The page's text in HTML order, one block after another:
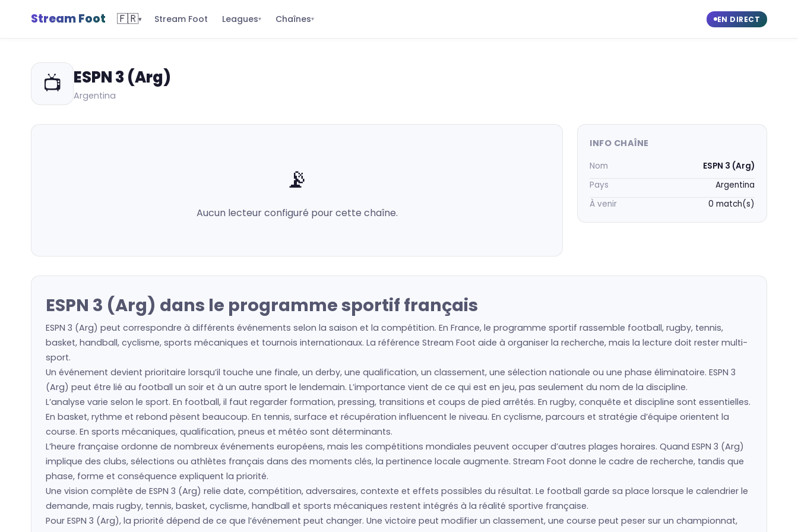
Stream Foot 🇫🇷▾ Stream Foot Leagues▾ Chaînes▾ EN DIRECT
📺 ESPN 3 (Arg)
Argentina
📡
Aucun lecteur configuré pour cette chaîne.
INFO CHAÎNE
Nom
ESPN 3 (Arg)
Pays
Argentina
À venir
0 match(s)
ESPN 3 (Arg) dans le programme sportif français
ESPN 3 (Arg) peut correspondre à différents événements selon la saison et la compétition. En France, le programme sportif rassemble football, rugby, tennis,
basket, handball, cyclisme, sports mécaniques et tournois internationaux. La référence Stream Foot aide à organiser la recherche, mais la lecture doit rester multi-
sport.
Un événement devient prioritaire lorsqu’il touche une finale, un derby, une qualification, un classement, une sélection nationale ou une phase éliminatoire. ESPN 3
(Arg) peut être lié au football un soir et à un autre sport le lendemain. L’importance vient de ce qui est en jeu, pas seulement du nom de la discipline.
L’analyse varie selon le sport. En football, il faut regarder formation, pressing, transitions et coups de pied arrêtés. En rugby, conquête et discipline sont essentielles.
En basket, rythme et rebond pèsent beaucoup. En tennis, surface et récupération influencent le niveau. En cyclisme, parcours et stratégie d’équipe orientent la
course. En sports mécaniques, qualification, pneus et météo sont déterminants.
L’heure française ordonne de nombreux événements européens, mais les compétitions mondiales peuvent occuper d’autres plages horaires. Quand ESPN 3 (Arg)
implique des clubs, sélections ou athlètes français dans des moments clés, la pertinence locale augmente. Stream Foot donne le cadre de recherche, tandis que
phase, forme et conséquence expliquent la priorité.
Une vision complète de ESPN 3 (Arg) relie date, compétition, adversaires, contexte et effets possibles du résultat. Le football garde sa place lorsque le calendrier le
demande, mais rugby, tennis, basket, cyclisme, handball et sports mécaniques restent intégrés à la réalité sportive française.
Pour ESPN 3 (Arg), la priorité dépend de ce que l’événement peut changer. Une victoire peut modifier un classement, une course peut peser sur un championnat,